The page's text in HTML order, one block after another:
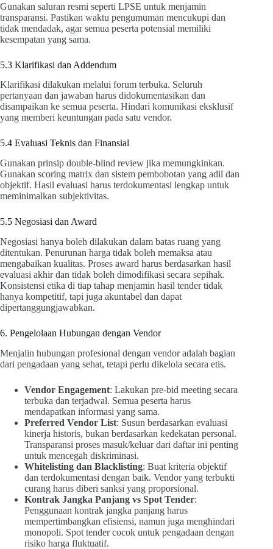
Gunakan saluran resmi seperti LPSE untuk menjamin
transparansi. Pastikan waktu pengumuman mencukupi dan
tidak mendadak, agar semua peserta potensial memiliki
kesempatan yang sama.
5.3 Klarifikasi dan Addendum
Klarifikasi dilakukan melalui forum terbuka. Seluruh
pertanyaan dan jawaban harus didokumentasikan dan
disampaikan ke semua peserta. Hindari komunikasi eksklusif
yang memberi keuntungan pada satu vendor.
5.4 Evaluasi Teknis dan Finansial
Gunakan prinsip double-blind review jika memungkinkan.
Gunakan scoring matrix dan sistem pembobotan yang adil dan
objektif. Hasil evaluasi harus terdokumentasi lengkap untuk
meminimalkan subjektivitas.
5.5 Negosiasi dan Award
Negosiasi hanya boleh dilakukan dalam batas ruang yang
ditentukan. Penurunan harga tidak boleh memaksa atau
mengabaikan kualitas. Proses award harus berdasarkan hasil
evaluasi akhir dan tidak boleh dimodifikasi secara sepihak.
Konsistensi etika di tiap tahap menjamin hasil tender tidak
hanya kompetitif, tapi juga akuntabel dan dapat
dipertanggungjawabkan.
6. Pengelolaan Hubungan dengan Vendor
Menjalin hubungan profesional dengan vendor adalah bagian
dari pengadaan yang sehat, tetapi perlu dikelola secara etis.
Vendor Engagement: Lakukan pre-bid meeting secara
terbuka dan terjadwal. Semua peserta harus
mendapatkan informasi yang sama.
Preferred Vendor List: Susun berdasarkan evaluasi
kinerja historis, bukan berdasarkan kedekatan personal.
Transparansi proses masuk/keluar dari daftar ini penting
untuk mencegah diskriminasi.
Whitelisting dan Blacklisting: Buat kriteria objektif
dan terdokumentasi dengan baik. Vendor yang terbukti
curang harus diberi sanksi yang proporsional.
Kontrak Jangka Panjang vs Spot Tender:
Penggunaan kontrak jangka panjang harus
mempertimbangkan efisiensi, namun juga menghindari
monopoli. Spot tender cocok untuk pengadaan dengan
risiko harga fluktuatif.